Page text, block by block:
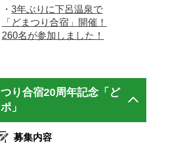
・ 3年ぶりに下呂温泉で
「どまつり合宿」開催！
260名が参加しました！
り合宿20周年記念「ど
」
募集内容